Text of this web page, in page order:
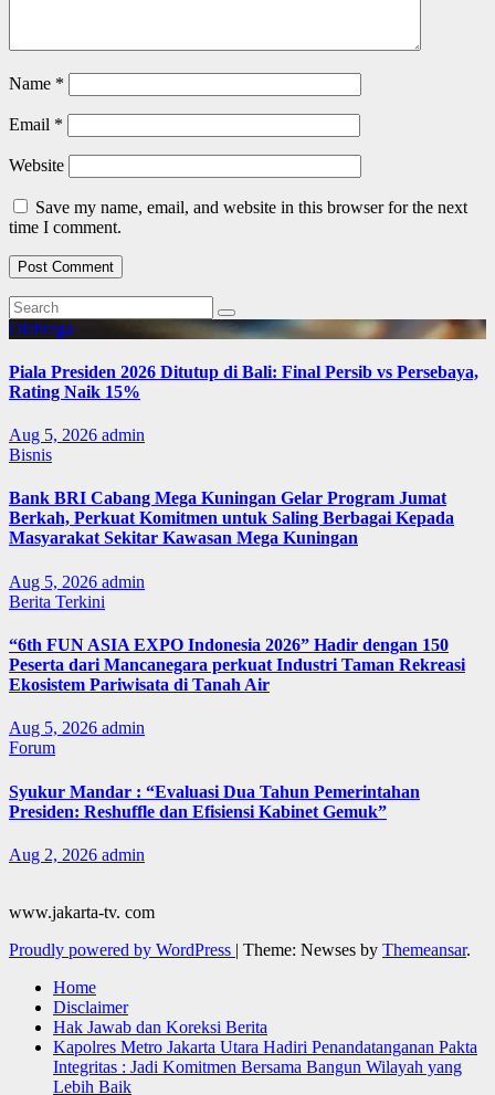
Name *
Email *
Website
Save my name, email, and website in this browser for the next
time I comment.
Olahraga
Piala Presiden 2026 Ditutup di Bali: Final Persib vs Persebaya,
Rating Naik 15%
Aug 5, 2026 admin
Bisnis
Bank BRI Cabang Mega Kuningan Gelar Program Jumat
Berkah, Perkuat Komitmen untuk Saling Berbagai Kepada
Masyarakat Sekitar Kawasan Mega Kuningan
Aug 5, 2026 admin
Berita Terkini
“6th FUN ASIA EXPO Indonesia 2026” Hadir dengan 150
Peserta dari Mancanegara perkuat Industri Taman Rekreasi
Ekosistem Pariwisata di Tanah Air
Aug 5, 2026 admin
Forum
Syukur Mandar : “Evaluasi Dua Tahun Pemerintahan
Presiden: Reshuffle dan Efisiensi Kabinet Gemuk”
Aug 2, 2026 admin
www.jakarta-tv. com
Proudly powered by WordPress | Theme: Newses by Themeansar.
Home
Disclaimer
Hak Jawab dan Koreksi Berita
Kapolres Metro Jakarta Utara Hadiri Penandatanganan Pakta
Integritas : Jadi Komitmen Bersama Bangun Wilayah yang
Lebih Baik